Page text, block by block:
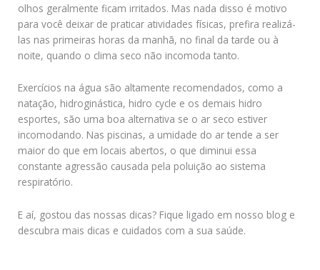
olhos geralmente ficam irritados. Mas nada disso é motivo
para você deixar de praticar atividades físicas, prefira realizá-
las nas primeiras horas da manhã, no final da tarde ou à
noite, quando o clima seco não incomoda tanto.
Exercícios na água são altamente recomendados, como a
natação, hidroginástica, hidro cycle e os demais hidro
esportes, são uma boa alternativa se o ar seco estiver
incomodando. Nas piscinas, a umidade do ar tende a ser
maior do que em locais abertos, o que diminui essa
constante agressão causada pela poluição ao sistema
respiratório.
E aí, gostou das nossas dicas? Fique ligado em nosso blog e
descubra mais dicas e cuidados com a sua saúde.